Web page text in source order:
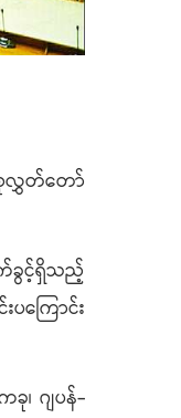
လွှတ်တော်
ခွင့်ရှိသည့်
ကြောင်း
၊ ဂျပန်-